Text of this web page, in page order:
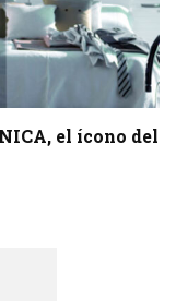
el ícono del